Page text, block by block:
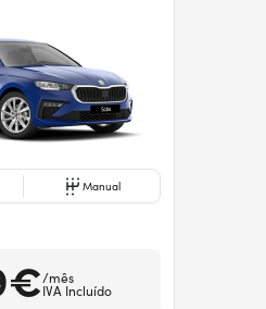
Manual
/mês
IVA Incluído